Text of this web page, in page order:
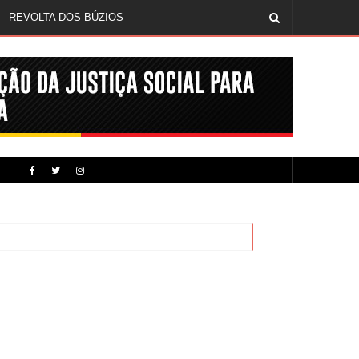
REVOLTA DOS BÚZIOS